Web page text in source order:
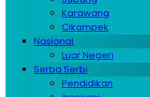
Karawang
Cikampek
Nasional
Luar Negeri
Serba Serbi
Pendidikan